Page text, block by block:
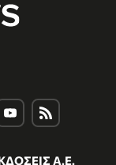
Α.Ε.